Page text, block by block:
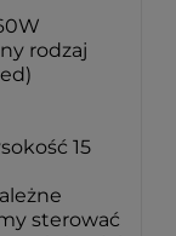
rodzaj
15
sterować